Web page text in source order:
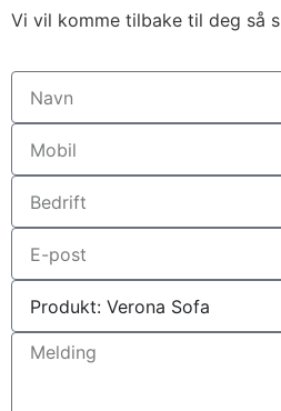
Vi vil komme tilbake til deg så